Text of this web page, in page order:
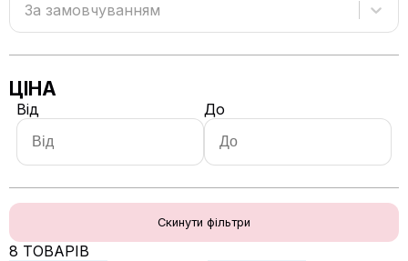
За замовчуванням
ЦІНА
Від До
Скинути фільтри
8 ТОВАРІВ